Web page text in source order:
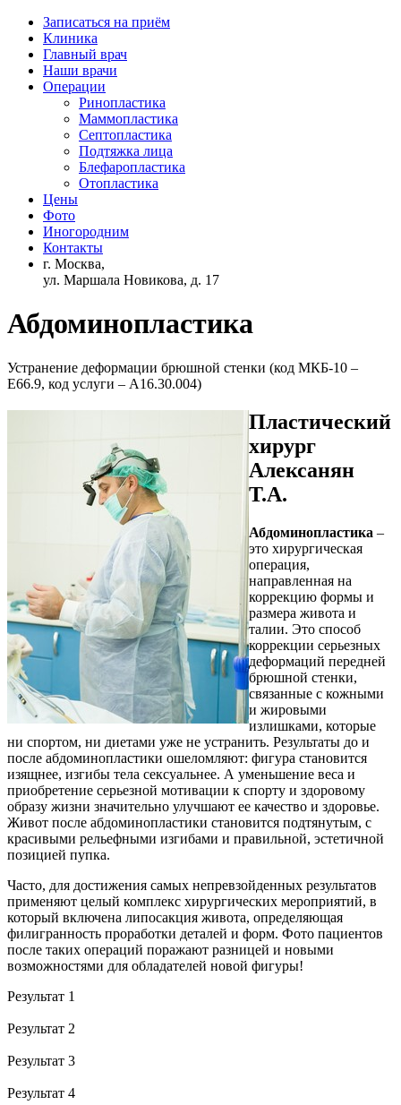
Записаться на приём
Клиника
Главный врач
Наши врачи
Операции
Ринопластика
Маммопластика
Септопластика
Подтяжка лица
Блефаропластика
Отопластика
Цены
Фото
Иногородним
Контакты
г. Москва,
ул. Маршала Новикова, д. 17
Абдоминопластика
Устранение деформации брюшной стенки (код МКБ-10 –
E66.9, код услуги – А16.30.004)
Пластический
хирург
Алексанян
Т.А.
Абдоминопластика –
это хирургическая
операция,
направленная на
коррекцию формы и
размера живота и
талии. Это способ
коррекции серьезных
деформаций передней
брюшной стенки,
связанные с кожными
и жировыми
излишками, которые
ни спортом, ни диетами уже не устранить. Результаты до и
после абдоминопластики ошеломляют: фигура становится
изящнее, изгибы тела сексуальнее. А уменьшение веса и
приобретение серьезной мотивации к спорту и здоровому
образу жизни значительно улучшают ее качество и здоровье.
Живот после абдоминопластики становится подтянутым, с
красивыми рельефными изгибами и правильной, эстетичной
позицией пупка.
Часто, для достижения самых непревзойденных результатов
применяют целый комплекс хирургических мероприятий, в
который включена липосакция живота, определяющая
филигранность проработки деталей и форм. Фото пациентов
после таких операций поражают разницей и новыми
возможностями для обладателей новой фигуры!
Результат 1
Результат 2
Результат 3
Результат 4